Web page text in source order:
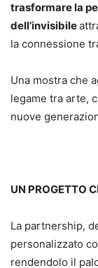
trasformare la
dell’invisibile
la connessione
Una mostra che
legame tra arte,
nuove
UN PROGETTO
La partnership,
personalizzato
rendendolo il